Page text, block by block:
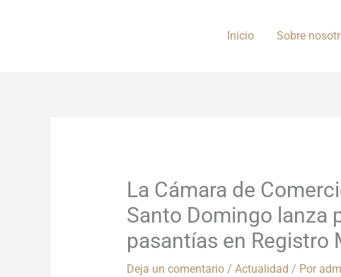
Inicio Sobre
La Cámara de
Santo Domingo lanza
pasantías en Registro
Deja un comentario / Actualidad / Por